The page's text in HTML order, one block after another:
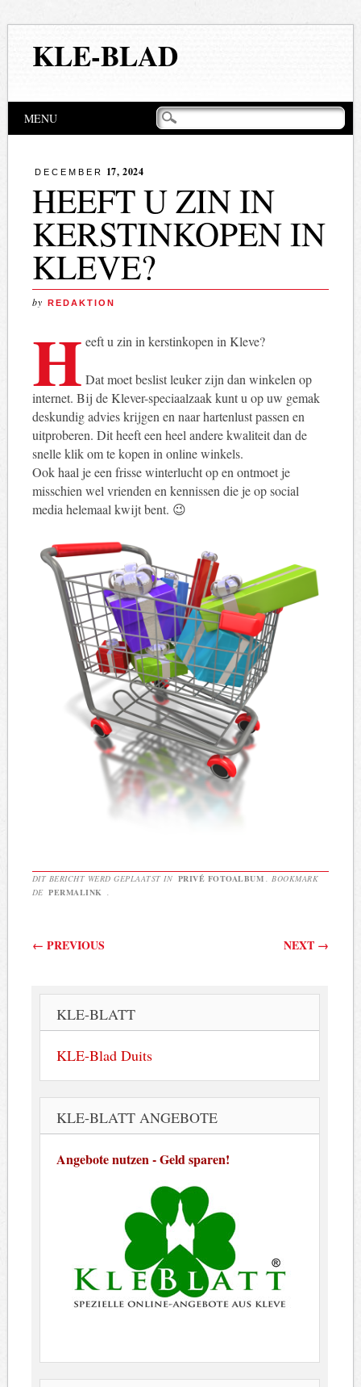
KLE-BLAD
Hoofdmenu
MENU
DECEMBER 17, 2024
HEEFT U ZIN ​​IN
KERSTINKOPEN IN
KLEVE?
by REDAKTION
H eeft u zin ​​in kerstinkopen in Kleve?
Dat moet beslist leuker zijn dan winkelen op
internet. Bij de Klever-speciaalzaak kunt u op uw gemak
deskundig advies krijgen en naar hartenlust passen en
uitproberen. Dit heeft een heel andere kwaliteit dan de
snelle klik om te kopen in online winkels.
Ook haal je een frisse winterlucht op en ontmoet je
misschien wel vrienden en kennissen die je op social
media helemaal kwijt bent. 😉
DIT BERICHT WERD GEPLAATST IN PRIVÉ FOTOALBUM . BOOKMARK
DE PERMALINK .
Berichtnavigatie
← PREVIOUS NEXT →
KLE-BLATT
KLE-Blad Duits
KLE-BLATT ANGEBOTE
Angebote nutzen - Geld sparen!